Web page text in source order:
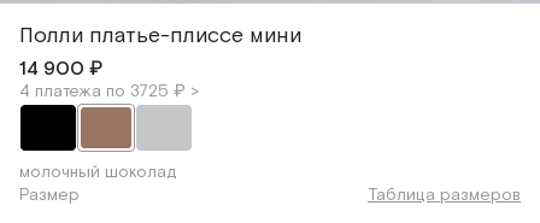
Полли платье-плиссе мини
14 900 ₽
4 платежа по 3725 ₽ >
молочный шоколад
Размер
Таблица размеров